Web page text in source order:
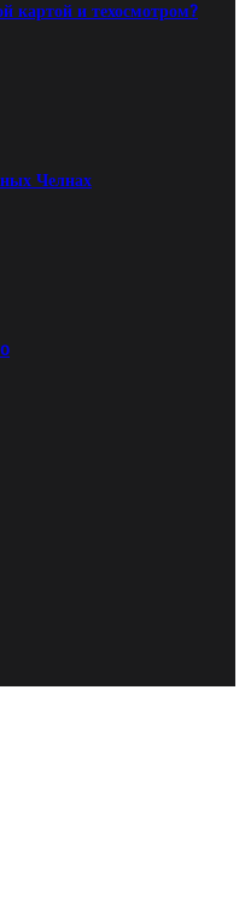
картой и техосмотром?
Челнах